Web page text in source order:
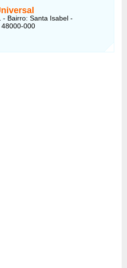
- Bairro: Santa Isabel -
48000-000